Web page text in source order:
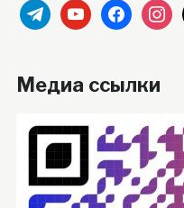
telegramyoutubefacebook
Медиа ссылки